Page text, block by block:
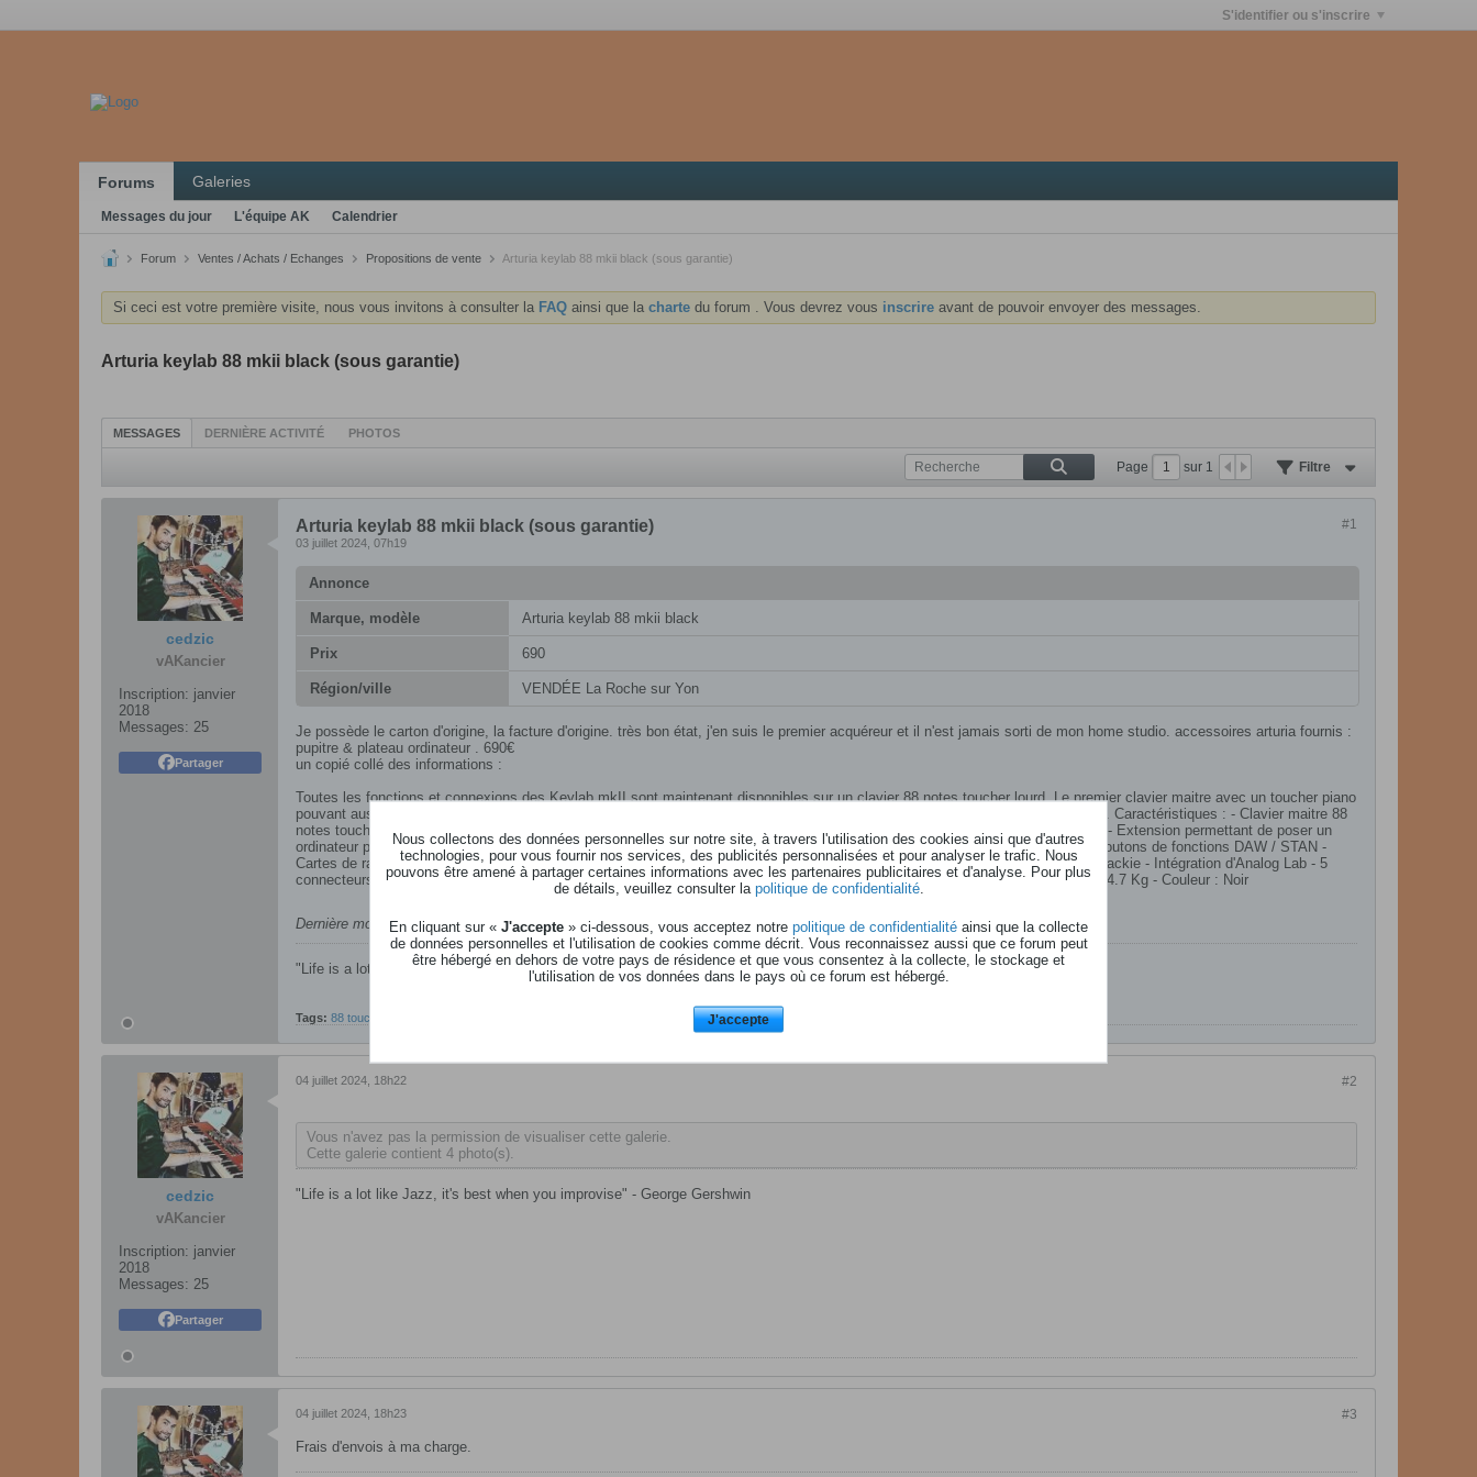
S'identifier ou s'inscrire
Forums Galeries
Messages du jour L'équipe AK Calendrier
Forum Ventes / Achats / Echanges Propositions de vente Arturia keylab 88 mkii black (sous garantie)
Si ceci est votre première visite, nous vous invitons à consulter la FAQ ainsi que la charte du forum . Vous devrez vous inscrire avant de pouvoir envoyer des messages.
Arturia keylab 88 mkii black (sous garantie)
MESSAGES DERNIÈRE ACTIVITÉ PHOTOS
Page sur 1 Filtre
cedzic
vAKancier
Inscription: janvier
2018
Messages: 25
Partager
#1
Arturia keylab 88 mkii black (sous garantie)
03 juillet 2024, 07h19
Annonce
Marque, modèle Arturia keylab 88 mkii black
Prix 690
Région/ville VENDÉE La Roche sur Yon
Je possède le carton d'origine, la facture d'origine. très bon état, j'en suis le premier acquéreur et il n'est jamais sorti de mon home studio. accessoires arturia fournis :
pupitre & plateau ordinateur . 690€
un copié collé des informations :
Toutes les fonctions et connexions des Keylab mkII sont maintenant disponibles sur un clavier 88 notes toucher lourd. Le premier clavier maitre avec un toucher piano
pouvant aussi bien communiquer avec de vieux synthés analogiques ou modulaires qu’avec les logiciels de dernière génération. Caractéristiques : - Clavier maitre 88
notes toucher lourd - Mécanique Fatar TP10 OLR - Châssis alluminium et flancs en bois - Support Partition et iPad démontable - Extension permettant de poser un
ordinateur portable - 16 pads RGB sensibles à la vélocité et la pression - 9 potentiomètres - 9 curseurs - Barre de transport et boutons de fonctions DAW / STAN -
Cartes de rappels des fonctions magnétiques pour Studio One, Ableton Live, Reaper, Logic Pro X, Pro Tools, Cubase, HUI et Mackie - Intégration d'Analog Lab - 5
connecteurs pédales - 4 CV Out + 1 CV In - 1 Gate out - MIDI In/Out - 16 pads - Dimensions : 1293 x 322 x 112 mm - Poids : 14.7 Kg - Couleur : Noir​
Dernière modification parcedzic ,11 juillet 2024, 09h00.
"Life is a lot like Jazz, it's best when you improvise" - George Gershwin
Tags: 88 touches
cedzic
vAKancier
Inscription: janvier
2018
Messages: 25
Partager
#2
04 juillet 2024, 18h22
Vous n'avez pas la permission de visualiser cette galerie.
Cette galerie contient 4 photo(s).
"Life is a lot like Jazz, it's best when you improvise" - George Gershwin
#3
04 juillet 2024, 18h23
Frais d'envois à ma charge.
Nous collectons des données personnelles sur notre site, à travers l'utilisation des cookies ainsi que d'autres
technologies, pour vous fournir nos services, des publicités personnalisées et pour analyser le trafic. Nous
pouvons être amené à partager certaines informations avec les partenaires publicitaires et d'analyse. Pour plus
de détails, veuillez consulter la politique de confidentialité.
En cliquant sur « J'accepte » ci-dessous, vous acceptez notre politique de confidentialité ainsi que la collecte
de données personnelles et l'utilisation de cookies comme décrit. Vous reconnaissez aussi que ce forum peut
être hébergé en dehors de votre pays de résidence et que vous consentez à la collecte, le stockage et
l'utilisation de vos données dans le pays où ce forum est hébergé.
J'accepte